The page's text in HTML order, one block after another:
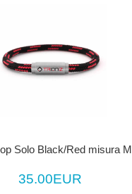
Solo Black/Red misura M
35.00EUR